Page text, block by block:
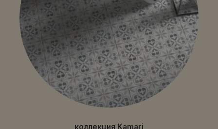
коллекция Kamari